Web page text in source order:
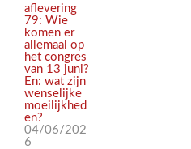
aflevering
79: Wie
komen er
allemaal op
het congres
van 13 juni?
En: wat zijn
wenselijke
moeilijkhed
en?
04/06/202
6